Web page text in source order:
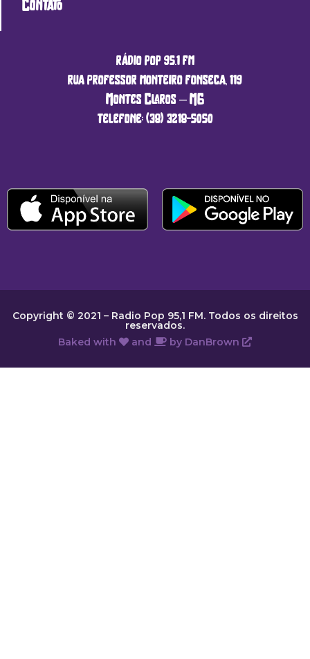
Contato
rádio pop 95.1 fm
rua professor monteiro fonseca, 119
Montes Claros – MG
telefone: (38) 3218-5050
Copyright © 2021 – Radio Pop 95,1 FM. Todos os direitos
reservados.
Baked with
and by DanBrown